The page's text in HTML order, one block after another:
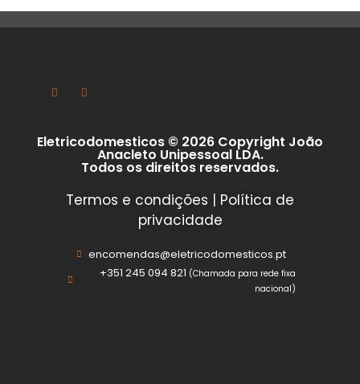
Eletricodomesticos © 2026 Copyright João
Anacleto Unipessoal LDA.
Todos os direitos reservados.
Termos e condições | Política de
privacidade
encomendas@eletricodomesticos.pt
+351 245 094 821 (Chamada para rede fixa
nacional)